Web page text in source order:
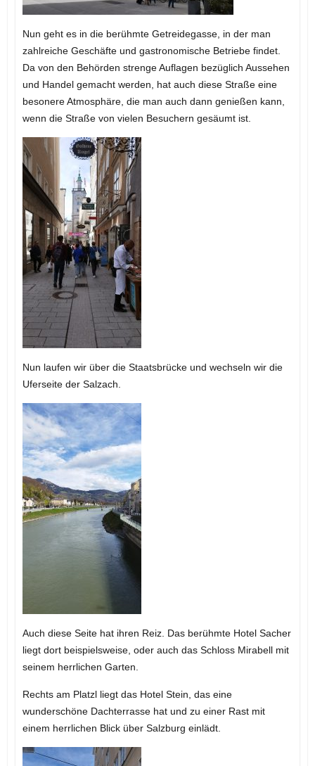
Nun geht es in die berühmte Getreidegasse, in der man
zahlreiche Geschäfte und gastronomische Betriebe findet.
Da von den Behörden strenge Auflagen bezüglich Aussehen
und Handel gemacht werden, hat auch diese Straße eine
besonere Atmosphäre, die man auch dann genießen kann,
wenn die Straße von vielen Besuchern gesäumt ist.
Nun laufen wir über die Staatsbrücke und wechseln wir die
Uferseite der Salzach.
Auch diese Seite hat ihren Reiz. Das berühmte Hotel Sacher
liegt dort beispielsweise, oder auch das Schloss Mirabell mit
seinem herrlichen Garten.
Rechts am Platzl liegt das Hotel Stein, das eine
wunderschöne Dachterrasse hat und zu einer Rast mit
einem herrlichen Blick über Salzburg einlädt.